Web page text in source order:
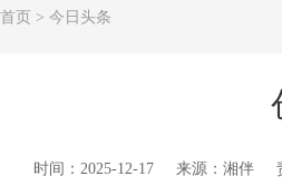
首页 > 今日头条
时间：2025-12-17 来源：湘伴